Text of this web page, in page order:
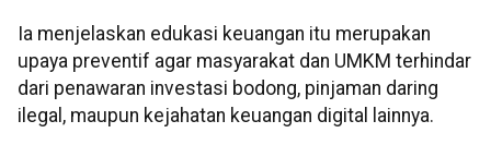
Ia menjelaskan edukasi keuangan itu merupakan
upaya preventif agar masyarakat dan UMKM terhindar
dari penawaran investasi bodong, pinjaman daring
ilegal, maupun kejahatan keuangan digital lainnya.